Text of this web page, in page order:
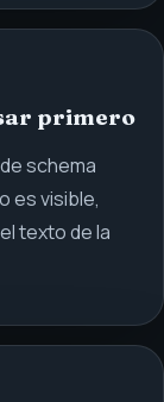
primero
schema
es visible,
texto de la